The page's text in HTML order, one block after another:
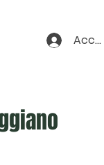
Accedi